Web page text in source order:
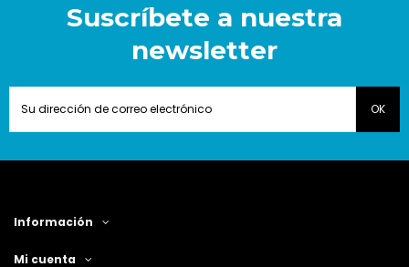
Suscríbete a nuestra
newsletter
Información
Mi cuenta